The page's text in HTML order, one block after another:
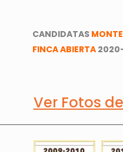
CANDIDATAS
FINCA ABIERTA
Ver Fotos